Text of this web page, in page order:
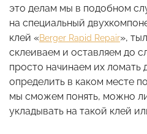
это делам мы в подобном
на специальный
клей «Berger Rapid Repair»,
склеиваем и оставляем до
просто начинаем их ломать
определить в каком месте
мы сможем понять, можно
укладывать на такой клей